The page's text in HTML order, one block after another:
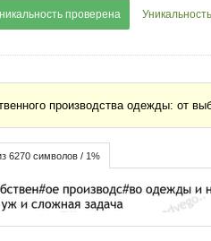
проверена
производства одежды: от
6270 символов / 1%